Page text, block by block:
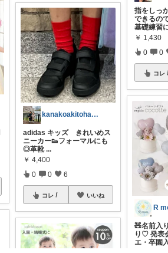
kanakoakitoharuka
adidas キッズ きれいめス
ニーカー👟フォーマルにも
◎革靴 ...
￥ 4,400
0 0 6
コレ いいね
指をしっ
できるの
基礎練習
￥ 1,430
0 0
コレ
R
🧸名前入
り♡ 発表
エ・卒園